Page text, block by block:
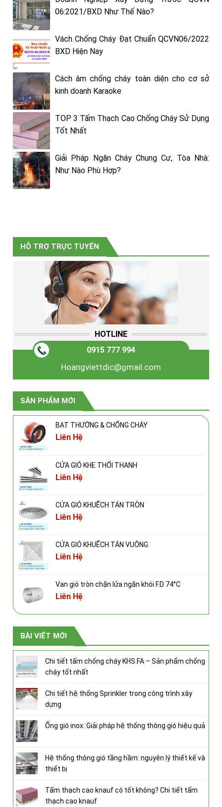
06:2021/BXD Như Thế Nào?
Vách Chống Cháy Đạt Chuẩn QCVN06/2022
BXD Hiện Nay
Cách âm chống cháy toàn diện cho cơ sở
kinh doanh Karaoke
TOP 3 Tấm Thạch Cao Chống Cháy Sử Dụng
Tốt Nhất
Giải Pháp Ngăn Cháy Chung Cư, Tòa Nhà:
Như Nào Phù Hợp?
HỖ TRỢ TRỰC TUYẾN
HOTLINE
0915 777 994
Hoangviettdic@gmail.com
SẢN PHẨM MỚI
BẠT THƯỜNG & CHỐNG CHÁY
Liên Hệ
CỬA GIÓ KHE THỔI THANH
Liên Hệ
CỬA GIÓ KHUẾCH TÁN TRÒN
Liên Hệ
CỬA GIÓ KHUẾCH TÁN VUÔNG
Liên Hệ
Van gió tròn chặn lửa ngăn khói F.D 74°C
Liên Hệ
BÀI VIẾT MỚI
Chi tiết tấm chống cháy KHS.FA – Sản phẩm chống
cháy tốt nhất
Chi tiết hệ thống Sprinkler trong công trình xây
dựng
Ống gió inox: Giải pháp hệ thống thông gió hiệu quả
Hệ thống thông gió tầng hầm: nguyên lý thiết kế và
thiết bị
Tấm thạch cao knauf có tốt không? Chi tiết tấm
thạch cao knauf